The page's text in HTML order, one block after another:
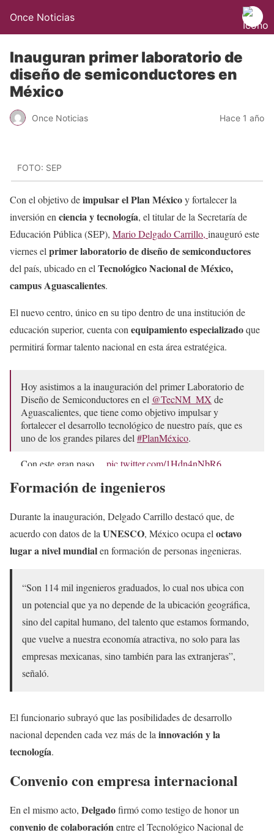
Once Noticias
Inauguran primer laboratorio de
diseño de semiconductores en
México
Once Noticias Hace 1 año
FOTO: SEP
Con el objetivo deimpulsar el Plan Méxicoy fortalecer la
inversión en ciencia y tecnología, el titular de la Secretaría de
Educación Pública (SEP), Mario Delgado Carrillo, inauguró este
viernes el primer laboratorio de diseño de semiconductores
del país, ubicado en el Tecnológico Nacional de México,
campus Aguascalientes.
El nuevo centro, único en su tipo dentro de una institución de
educación superior, cuenta con equipamiento especializadoque
permitirá formar talento nacional en esta área estratégica.
Hoy asistimos a la inauguración del primer Laboratorio de
Diseño de Semiconductores en el @TecNM_MX de
Aguascalientes, que tiene como objetivo impulsar y
fortalecer el desarrollo tecnológico de nuestro país, que es
uno de los grandes pilares del #PlanMéxico.
Con este gran paso… pic.twitter.com/1Hdn4nNbR6
— Mario Delgado (@mario_delgado)
Formación de ingenieros
Durante la inauguración, Delgado Carrillo destacó que, de
acuerdo con datos de la UNESCO, México ocupa el octavo
lugar a nivel mundialen formación de personas ingenieras.
“Son 114 mil ingenieros graduados, lo cual nos ubica con
un potencial que ya no depende de la ubicación geográfica,
sino del capital humano, del talento que estamos formando,
que vuelve a nuestra economía atractiva, no solo para las
empresas mexicanas, sino también para las extranjeras”,
señaló.
El funcionario subrayó que las posibilidades de desarrollo
nacional dependen cada vez más de la innovación y la
tecnología.
Convenio con empresa internacional
En el mismo acto, Delgadofirmó como testigo de honor un
convenio de colaboraciónentre el Tecnológico Nacional de